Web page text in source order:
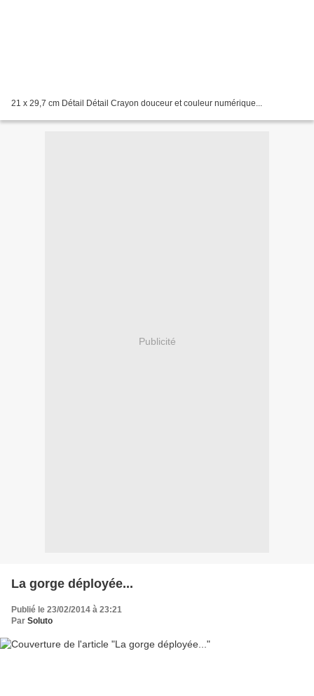
21 x 29,7 cm Détail Détail Crayon douceur et couleur numérique...
Publicité
La gorge déployée...
Publié le 23/02/2014 à 23:21
Par Soluto